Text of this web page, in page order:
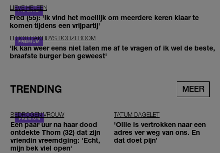
LIEVE HELEEN
Fred (55): 'Ik vind het moeilijk om meerdere keren klaar te
komen tijdens een vrijpartij'
FLOOR BAKHUYS ROOZEBOOM
'Ik kan weer eens niet laten me af te vragen of ik wel de beste,
braafste burger ben geweest'
TRENDING MEER
BEDROGEN VROUW
Een paar uur na haar dood
ontdekte Thom (32) dat zijn
vriendin vreemdging: 'Echt,
mijn bek viel open'
TATUM DAGELET
'Ollie is vertrokken naar een
adres ver weg van ons. En
dat doet pijn’